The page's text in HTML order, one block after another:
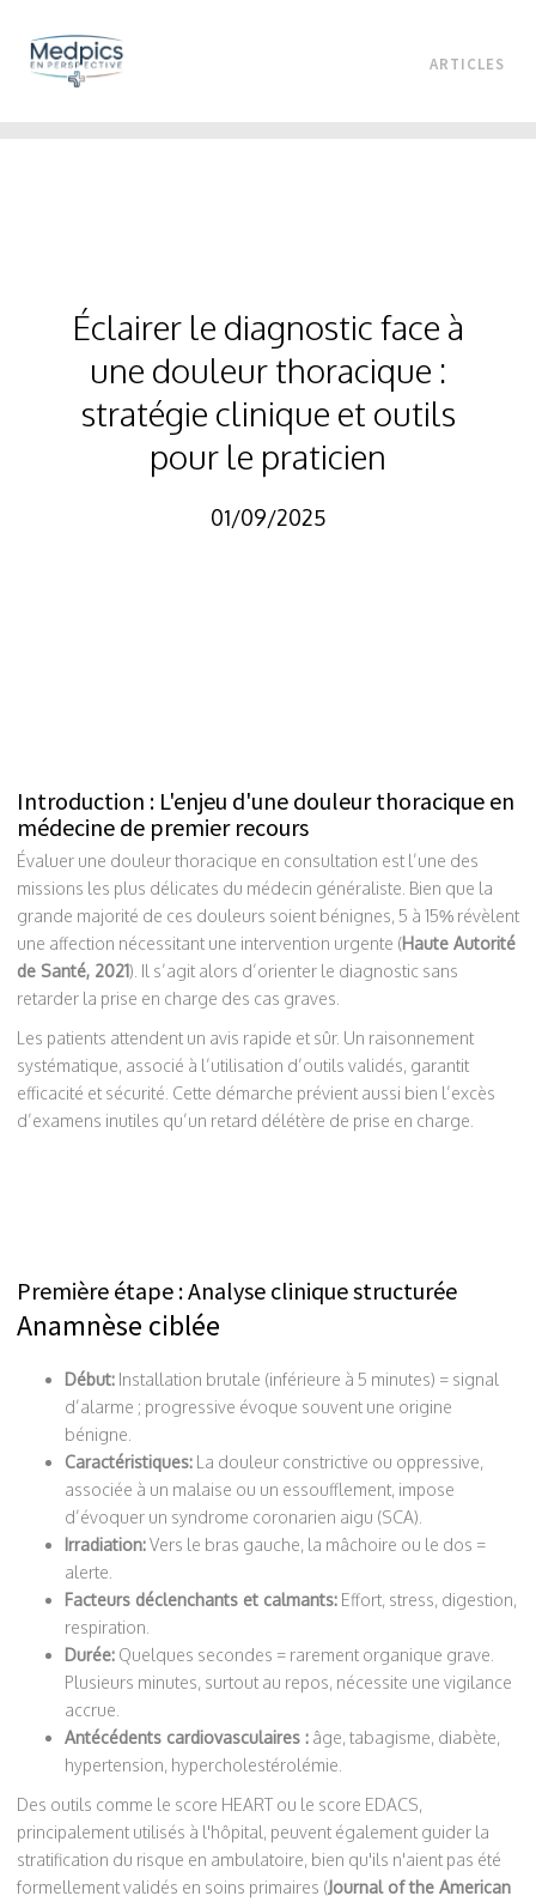
ARTICLES
Éclairer le diagnostic face à
une douleur thoracique :
stratégie clinique et outils
pour le praticien
01/09/2025
Introduction : L'enjeu d'une douleur thoracique en
médecine de premier recours
Évaluer une douleur thoracique en consultation est l’une des
missions les plus délicates du médecin généraliste. Bien que la
grande majorité de ces douleurs soient bénignes, 5 à 15% révèlent
une affection nécessitant une intervention urgente (Haute Autorité
de Santé, 2021). Il s’agit alors d’orienter le diagnostic sans
retarder la prise en charge des cas graves.
Les patients attendent un avis rapide et sûr. Un raisonnement
systématique, associé à l’utilisation d’outils validés, garantit
efficacité et sécurité. Cette démarche prévient aussi bien l’excès
d’examens inutiles qu’un retard délétère de prise en charge.
Première étape : Analyse clinique structurée
Anamnèse ciblée
Début: Installation brutale (inférieure à 5 minutes) = signal
d’alarme ; progressive évoque souvent une origine
bénigne.
Caractéristiques: La douleur constrictive ou oppressive,
associée à un malaise ou un essoufflement, impose
d’évoquer un syndrome coronarien aigu (SCA).
Irradiation:Vers le bras gauche, la mâchoire ou le dos =
alerte.
Facteurs déclenchants et calmants: Effort, stress, digestion,
respiration.
Durée: Quelques secondes = rarement organique grave.
Plusieurs minutes, surtout au repos, nécessite une vigilance
accrue.
Antécédents cardiovasculaires : âge, tabagisme, diabète,
hypertension, hypercholestérolémie.
Des outils comme le score HEART ou le score EDACS,
principalement utilisés à l'hôpital, peuvent également guider la
stratification du risque en ambulatoire, bien qu'ils n'aient pas été
formellement validés en soins primaires (Journal of the American